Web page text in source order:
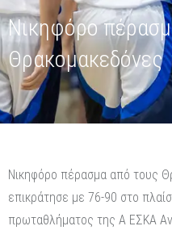
Νικηφόρο
Θρακομακεδόνες
Νικηφόρο πέρασμα από τους
επικράτησε με 76-90 στο
πρωταθλήματος της Α ΕΣΚΑ